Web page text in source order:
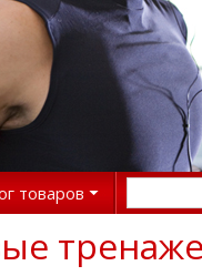
товаров